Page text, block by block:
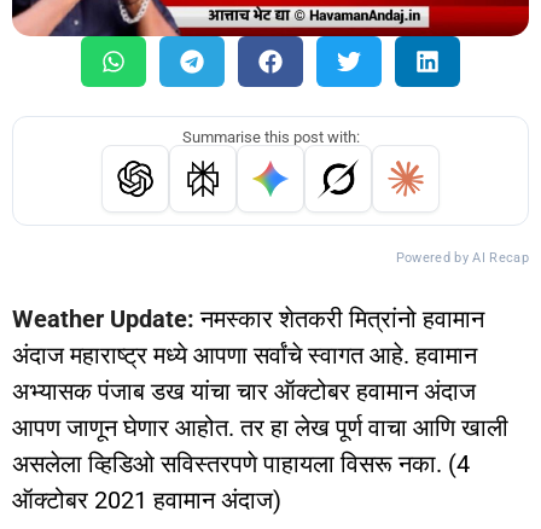
Summarise this post with:
Powered by AI Recap
Weather Update: नमस्कार शेतकरी मित्रांनो हवामान
अंदाज महाराष्ट्र मध्ये आपणा सर्वांचे स्वागत आहे. हवामान
अभ्यासक पंजाब डख यांचा चार ऑक्टोबर हवामान अंदाज
आपण जाणून घेणार आहोत. तर हा लेख पूर्ण वाचा आणि खाली
असलेला व्हिडिओ सविस्तरपणे पाहायला विसरू नका. (4
ऑक्टोबर 2021 हवामान अंदाज)